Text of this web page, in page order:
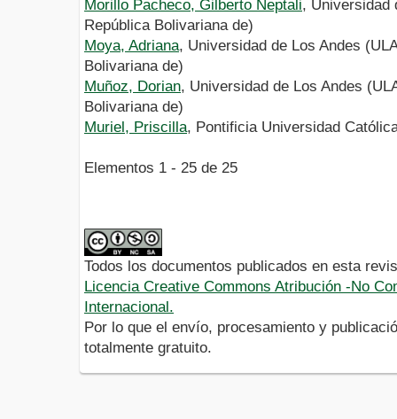
Morillo Pacheco, Gilberto Neptali, Universidad
República Bolivariana de)
Moya, Adriana, Universidad de Los Andes
Bolivariana de)
Muñoz, Dorian, Universidad de Los Andes
Bolivariana de)
Muriel, Priscilla, Pontificia Universidad
Elementos 1 - 25 de 25
Todos los documentos publicados en esta
Licencia Creative Commons Atribución -No
Internacional.
Por lo que el envío, procesamiento y
totalmente gratuito.